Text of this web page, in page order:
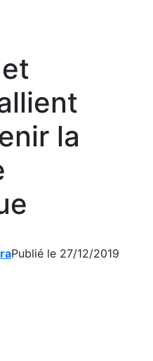
la
Publié le 27/12/2019